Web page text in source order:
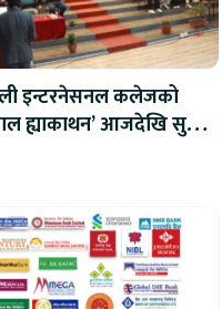
इन्टरनेसनल कलेजको
ह्याकाथन’ आजदेखि सुरु,